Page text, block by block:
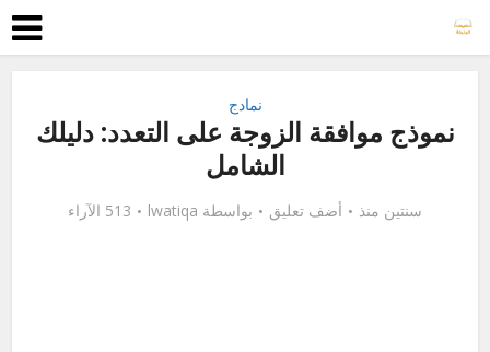
نمادج
نموذج موافقة الزوجة على التعدد: دليلك
الشامل
سنتين منذ أضف تعليق بواسطة lwatiqa 513 الآراء